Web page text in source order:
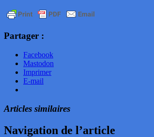
Partager :
Facebook
Mastodon
Imprimer
E-mail
Articles similaires
Navigation de l’article